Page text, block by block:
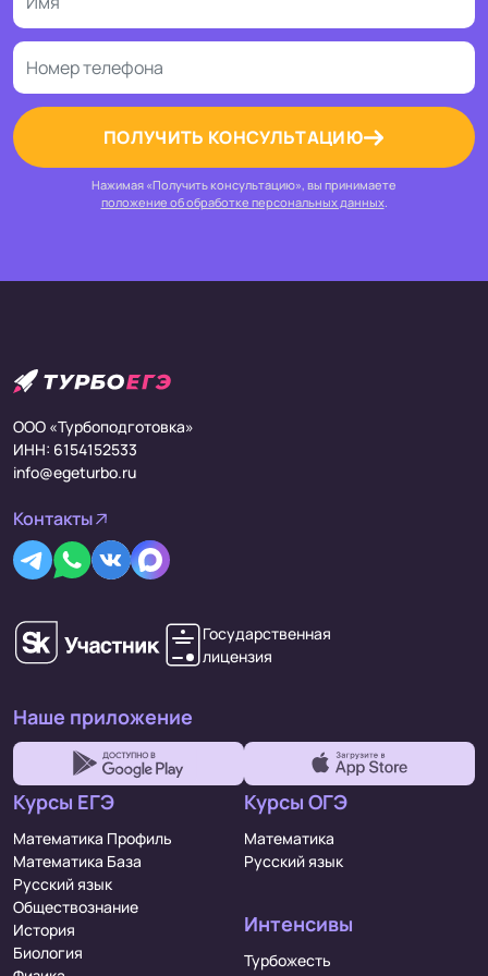
ПОЛУЧИТЬ КОНСУЛЬТАЦИЮ
Нажимая «Получить консультацию», вы принимаете
положение об обработке персональных данных.
ООО «Турбоподготовка»
ИНН: 6154152533
info@egeturbo.ru
Контакты
Государственная
лицензия
Наше приложение
Курсы ЕГЭ
Математика Профиль
Математика База
Русский язык
Обществознание
История
Биология
Курсы ОГЭ
Математика
Русский язык
Интенсивы
Турбожесть